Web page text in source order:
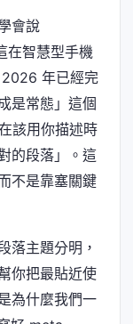
會說
在智慧型手機
年已經完
是常態」這個
該用你描述時
的段落」。這
不是靠塞關鍵
落主題分明，
你把最貼近使
為什麼我們一